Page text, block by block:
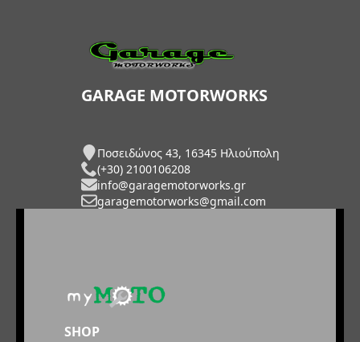
GARAGE MOTORWORKS
Ποσειδώνος 43, 16345 Ηλιούπολη
(+30) 2100106208
info@garagemotorworks.gr
garagemotorworks@gmail.com
SHOP